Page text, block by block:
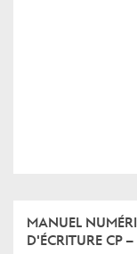
MANUEL
D'ÉCRITURE CP